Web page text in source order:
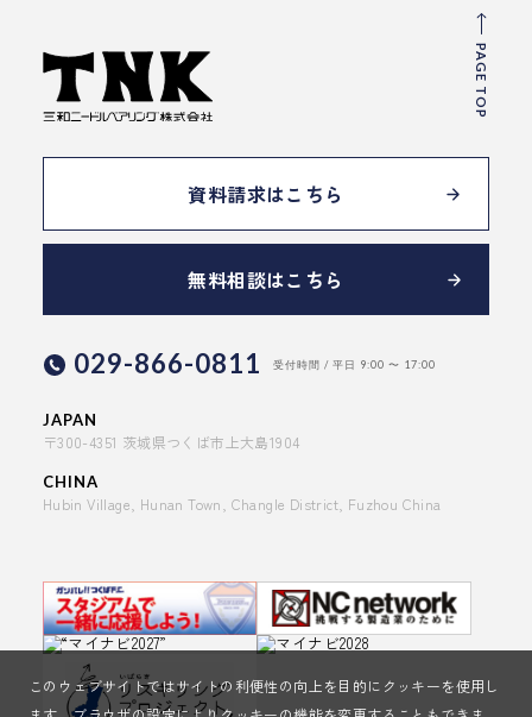
このウェブサイトではサイトの利便性の向上を目的にクッキーを使用し
PAGE TOP
資料請求はこちら
無料相談はこちら
029-866-0811 受付時間 / 平日 9:00 〜 17:00
JAPAN
〒300-4351 茨城県つくば市上大島1904
CHINA
Hubin Village, Hunan Town, Changle District, Fuzhou China